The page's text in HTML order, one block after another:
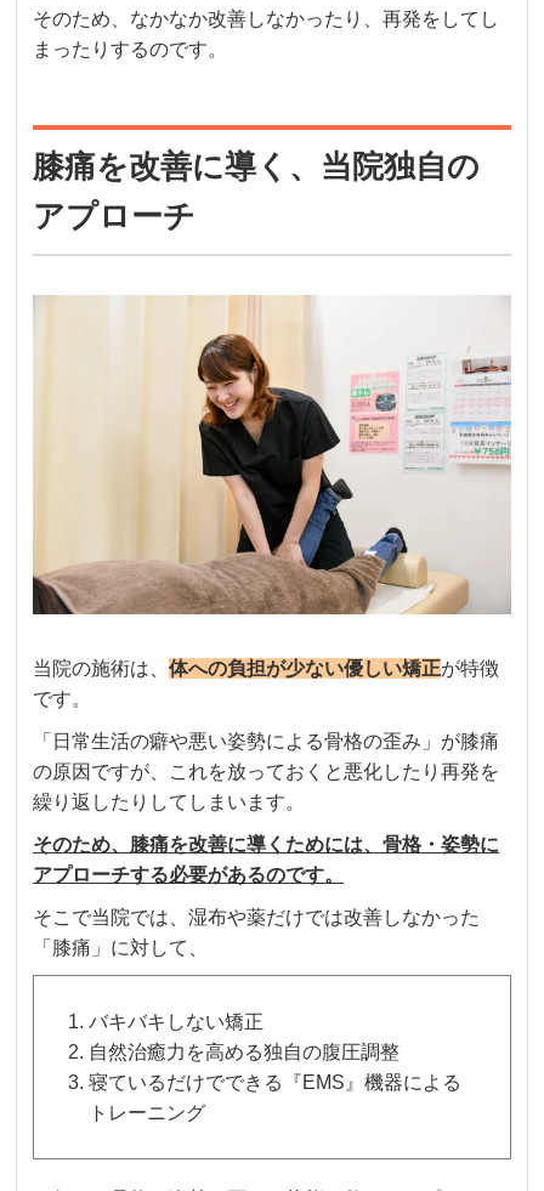
そのため、なかなか改善しなかったり、再発をしてし
まったりするのです。
膝痛を改善に導く、当院独自の
アプローチ
当院の施術は、体への負担が少ない優しい矯正が特徴
です。
「日常生活の癖や悪い姿勢による骨格の歪み」が膝痛
の原因ですが、これを放っておくと悪化したり再発を
繰り返したりしてしまいます。
そのため、膝痛を改善に導くためには、骨格・姿勢に
アプローチする必要があるのです。
そこで当院では、湿布や薬だけでは改善しなかった
「膝痛」に対して、
バキバキしない矯正
自然治癒力を高める独自の腹圧調整
寝ているだけでできる『EMS』機器による
トレーニング